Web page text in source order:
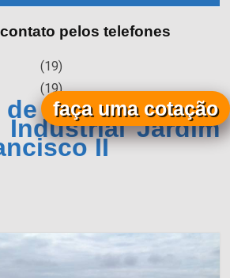
pelos telefones
(19)
(19)
de Alumínio para
Industrial Jardim
II
faça uma cotação